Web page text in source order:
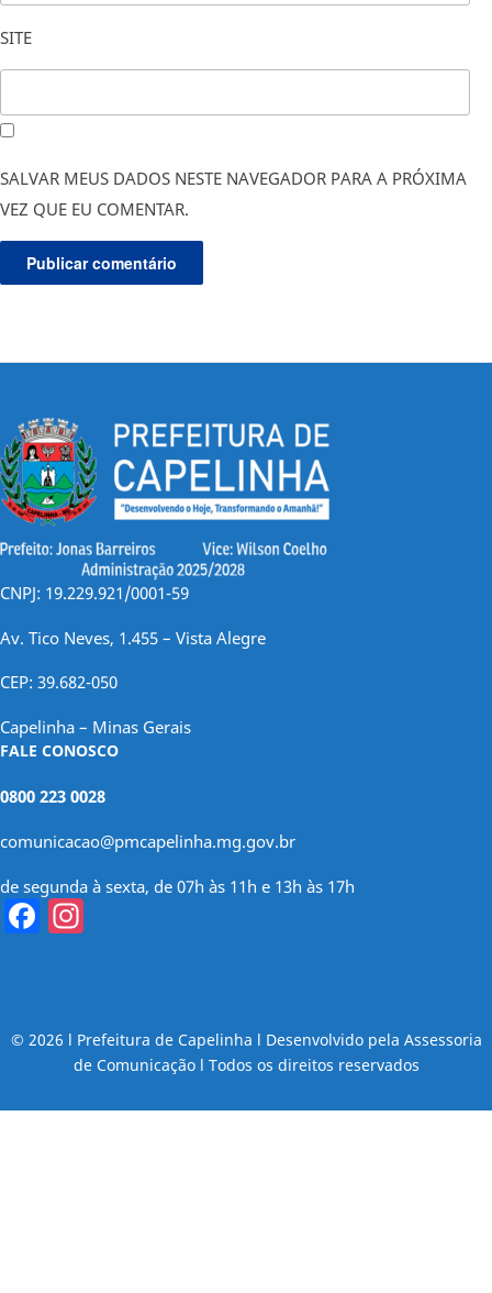
SITE
SALVAR MEUS DADOS NESTE NAVEGADOR PARA A PRÓXIMA
VEZ QUE EU COMENTAR.
CNPJ: 19.229.921/0001-59
Av. Tico Neves, 1.455 – Vista Alegre
CEP: 39.682-050
Capelinha – Minas Gerais
FALE CONOSCO
0800 223 0028
comunicacao@pmcapelinha.mg.gov.br
de segunda à sexta, de 07h às 11h e 13h às 17h
Facebook
© 2026 l Prefeitura de Capelinha l Desenvolvido pela Assessoria
de Comunicação l Todos os direitos reservados